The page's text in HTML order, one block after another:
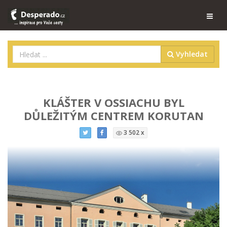
Vyhledat
KLÁŠTER V OSSIACHU BYL
DŮLEŽITÝM CENTREM KORUTAN
3 502 x